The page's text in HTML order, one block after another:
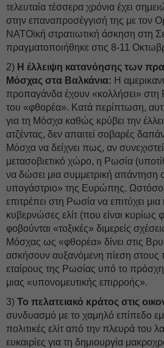
τελευταία τέσσερα χρόνια έχει
στην επαναπροσέγγισή της με τον
ΝΑΤΟϊκή στρατιωτική άσκηση στη
πραγματοποιήθηκε στις 8-11
2) Η έλλειψη κατανόησης των
Μόσχας στα Βαλκάνια: Η
προπαγάνδα έχουν «κολλήσει» στη
του «φθορέα». Κατά περίπτωση, αυτή
για τη Μόσχα καθώς κρύβει την
ατζέντας, δεν απαιτεί σοβαρές
Μόσχα να δείχνει πως, αν
μετασοβιετικό χώρο, η Ρωσία
να δώσει μια συμμετρική απάντηση
υπογάστριο» της Ευρώπης.
επιτρέπει στη Ρωσία να επιτύχει
κυβερνώσες ελίτ (που είναι κυρίως
φοβούνται «τοξικές» διμερείς
Μόσχας ως «φθορέα» δίνει στις
ασκήσουν αυξανόμενη πίεση στους
εταίρους της Ρωσίας υπό το
μιας «υπονομευτικής επιρροής».
3) Το πελατειακό κράτος στις
συνδυασμό με το χαμηλό επίπεδο
πολιτικές ελίτ από την πλευρά του
ευκαιρίες για τη δημιουργία